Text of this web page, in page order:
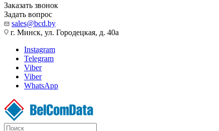
Заказать звонок
Задать вопрос
sales@bcd.by
г. Минск, ул. Городецкая, д. 40а
Instagram
Telegram
Viber
Viber
WhatsApp